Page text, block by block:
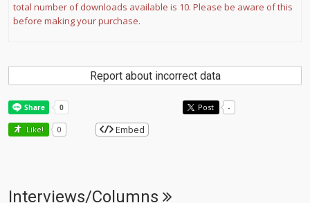
total number of downloads available is 10. Please be aware of this
before making your purchase.
Report about incorrect data
Post -
Like! 0 Embed
Interviews/Columns